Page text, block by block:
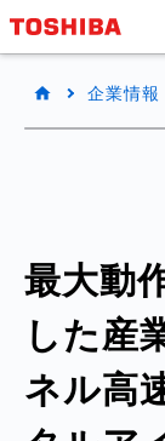
企業情報
最大動
した産
ネル高